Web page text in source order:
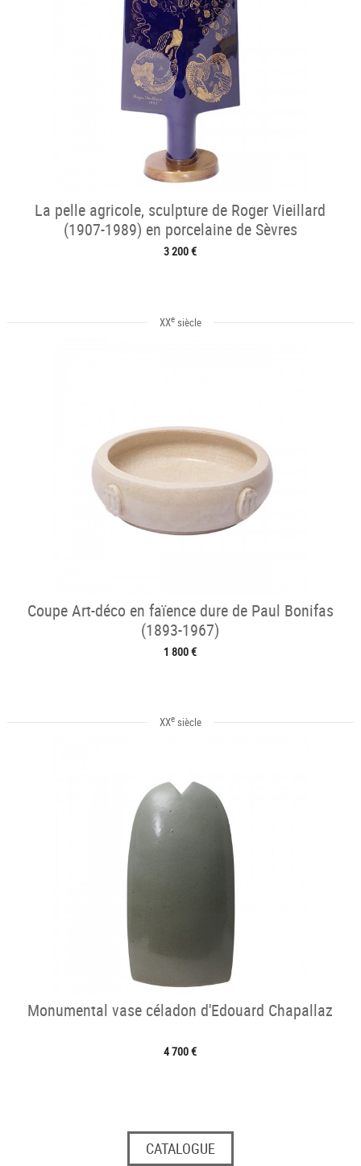
La pelle agricole, sculpture de Roger Vieillard
(1907-1989) en porcelaine de Sèvres
3 200 €
XXesiècle
Coupe Art-déco en faïence dure de Paul Bonifas
(1893-1967)
1 800 €
XXesiècle
Monumental vase céladon d'Edouard Chapallaz
4 700 €
CATALOGUE